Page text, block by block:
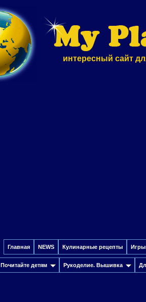
интересный сайт
Главная NEWS Кулинарные рецепты Игры
Почитайте детям Рукоделие. Вышивка